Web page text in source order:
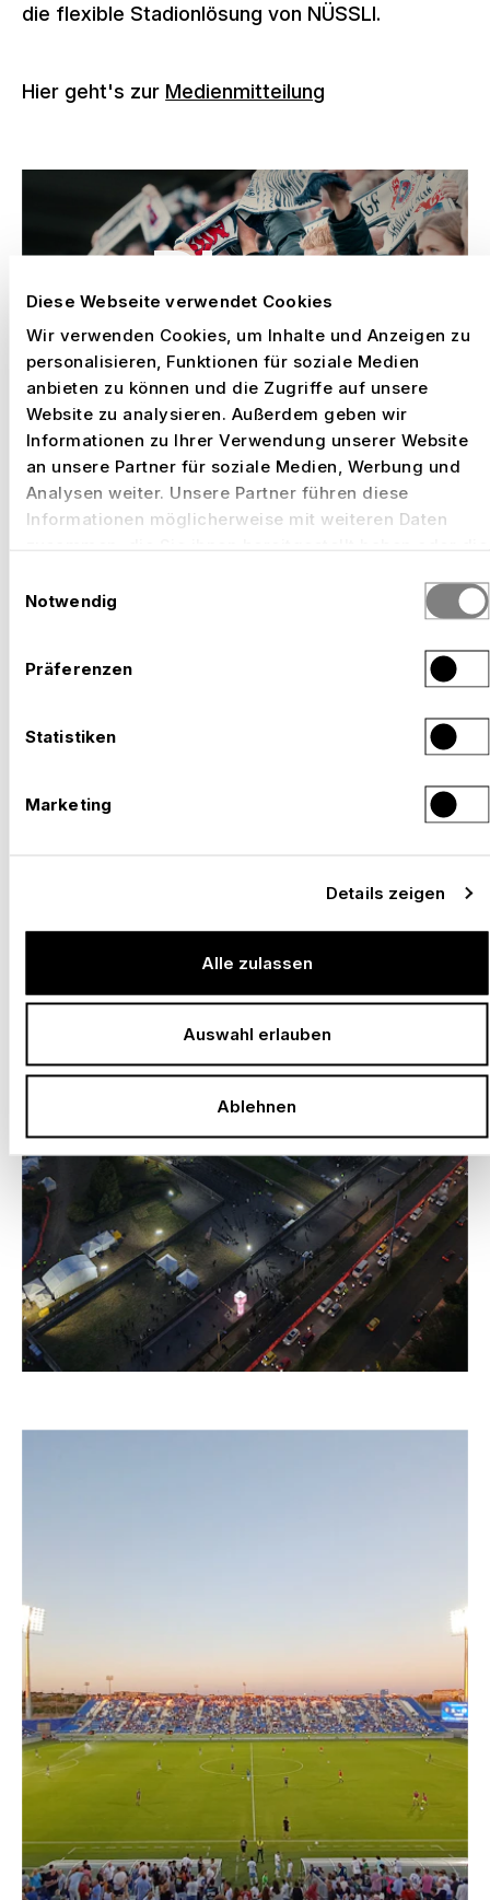
Diese Webseite verwendet Cookies
Wir verwenden Cookies, um Inhalte und Anzeigen zu
personalisieren, Funktionen für soziale Medien
anbieten zu können und die Zugriffe auf unsere
Website zu analysieren. Außerdem geben wir
Informationen zu Ihrer Verwendung unserer Website
an unsere Partner für soziale Medien, Werbung und
Analysen weiter. Unsere Partner führen diese
Informationen möglicherweise mit weiteren Daten
haben.
Notwendig
Präferenzen
Statistiken
Marketing
Details zeigen
Alle zulassen
Auswahl erlauben
Ablehnen
die flexible Stadionlösung von NÜSSLI.
Hier geht's zur Medienmitteilung
Play
FÜR GÄNSEHAUT-MOMENTE
AUSGEWÄHLTE ARBEITEN
VIVE CLARO KONZERT ARENA, BOGOTÁ
Kolumbien, 2025 – 2030